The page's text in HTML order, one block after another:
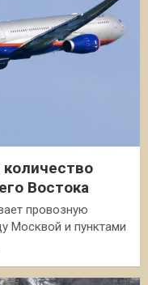
Востока
провозную
Москвой и пунктами